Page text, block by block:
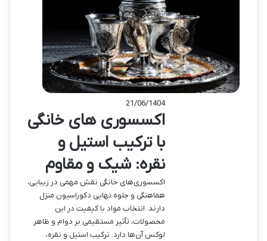
21/06/1404
اکسسوری های خانگی
با ترکیب استیل و
نقره: شیک و مقاوم
اکسسوری‌های خانگی نقش مهمی در زیبایی،
هماهنگی و جلوه نهایی دکوراسیون منزل
دارند. انتخاب مواد با کیفیت در این
محصولات، تأثیر مستقیمی بر دوام و ظاهر
لوکس آن‌ها دارد. ترکیب استیل و نقره،